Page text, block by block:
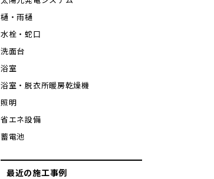
樋・雨樋
水栓・蛇口
洗面台
浴室
浴室・脱衣所暖房乾燥機
照明
省エネ設備
蓄電池
最近の施工事例